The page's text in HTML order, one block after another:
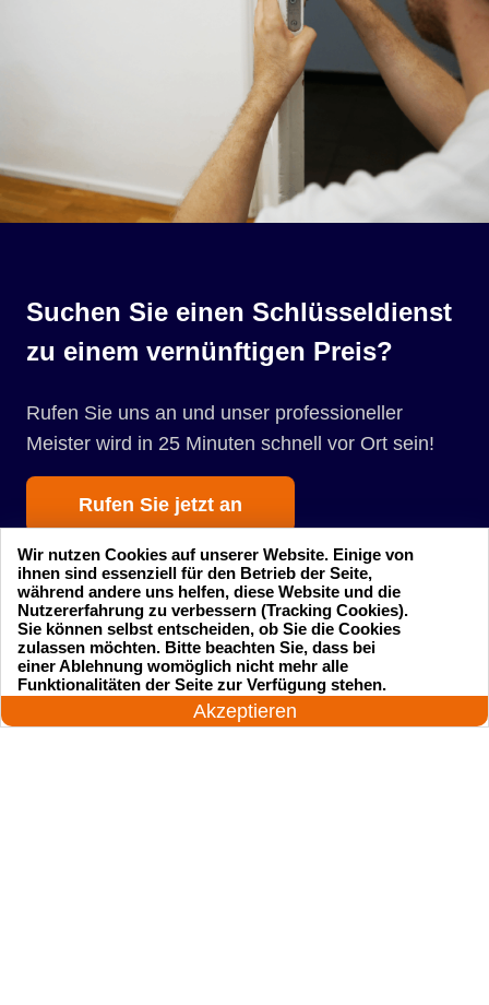
Suchen Sie einen Schlüsseldienst
zu einem vernünftigen Preis?
Rufen Sie uns an und unser professioneller
Meister wird in 25 Minuten schnell vor Ort sein!
Rufen Sie jetzt an
Startseite Einsatzgebiete
Preise
24 Stunden am Tag
Akzeptieren
Wir nutzen Cookies auf unserer Website. Einige von
ihnen sind essenziell für den Betrieb der Seite,
während andere uns helfen, diese Website und die
Nutzererfahrung zu verbessern (Tracking Cookies).
Sie können selbst entscheiden, ob Sie die Cookies
zulassen möchten. Bitte beachten Sie, dass bei
einer Ablehnung womöglich nicht mehr alle
Funktionalitäten der Seite zur Verfügung stehen.